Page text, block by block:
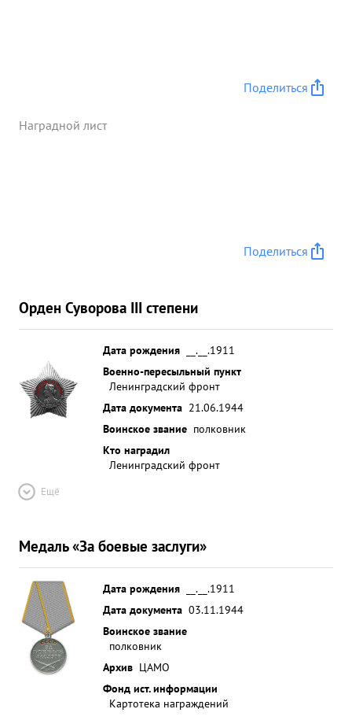
Поделиться
Наградной лист
Поделиться
Орден Суворова III степени
Дата рождения
__.__.1911
Военно-пересыльный пункт
Ленинградский фронт
Дата документа 21.06.1944
Воинское звание полковник
Кто наградил
Ленинградский фронт
Ещё
Медаль «За боевые заслуги»
Дата рождения
__.__.1911
Дата документа 03.11.1944
Воинское звание
полковник
Архив ЦАМО
Фонд ист. информации
Картотека награждений